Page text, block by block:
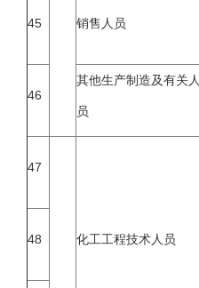
45 销售人员
46
其他生产制造及有关人
员
47
化工工程技术人员
48